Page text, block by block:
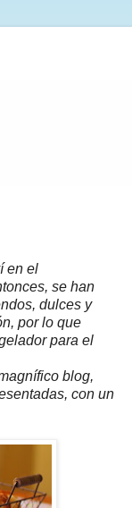
en el
se han
dulces y
por lo que
para el
blog,
con un